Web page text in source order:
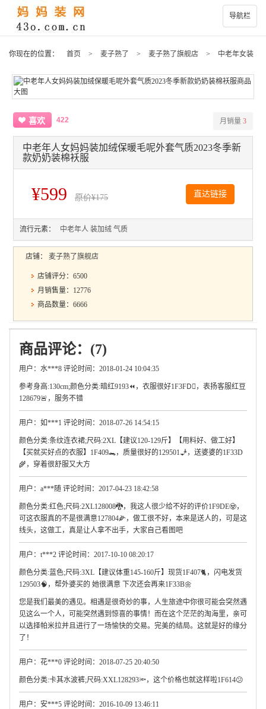
导航栏
你现在的位置： 首页 > 麦子熟了 > 麦子熟了旗舰店 > 中老年女装
喜欢 422 月销量 3
中老年人女妈妈装加绒保暖毛呢外套气质2023冬季新
款奶奶装棉袄服
¥599 原价¥175 直达链接
流行元素： 中老年人 装加绒 气质
店铺： 麦子熟了旗舰店
店铺评分：6500
月销售量：12776
商品数量：6666
商品评论：(7)
用户：水***8 评论时间：2018-01-24 10:04:35
参考身高:130cm;颜色分类:暗红9193⏪，衣服很好1F3FD🏾，表扬客服红豆
128679🚨，服务不错
用户：如***1 评论时间：2018-07-26 14:54:15
颜色分类:条纹连衣裙;尺码:2XL【建议120-129斤】【用料好、做工好】
【买就买好点的衣服】1F409🐊，质量很好的129501🧞，送婆婆的1F33D
🌾，穿着很舒服又大方
用户：a***随 评论时间：2017-04-23 18:42:58
颜色分类:红色;尺码:2XL128008🐉，我这人很少给不好的评价1F9DE🧟，
可这衣服真的不是很满意127804🌽，做工很不好，本来是送人的，可是这
线头，这做工，真是让人拿不出手，大家自己看图吧
用户：t***2 评论时间：2017-10-10 08:20:17
颜色分类:蓝色;尺码:3XL【建议体重145-160斤】现货1F407🐈，闪电发货
129503🧠，帮外婆买的 她很满意 下次还会再来1F33B🌼
您是我们最美的遇见。相遇是很奇妙的事，人生旅途中你很可能会突然遇
见这么一个人，可能突然遇到惊喜的事情！而在这个茫茫的淘海里，亲可
以选择帕米拉并且进行了一场愉快的交易。完美的结局。这就是好的缘分
了！
用户：花***0 评论时间：2018-07-25 20:40:50
颜色分类:卡其水波裤;尺码:XXL128293🔦，这个价格也就这样啦1F614😕
用户：安***5 评论时间：2016-10-09 13:46:11